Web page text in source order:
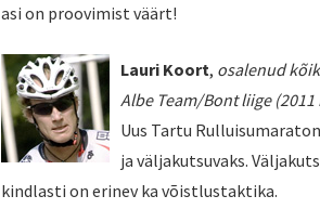
asi on proovimist väärt!
Lauri Koort, osalenud
Albe Team/Bont liige
Uus Tartu
ja väljakutsuvaks.
kindlasti on erinev ka võistlustaktika.